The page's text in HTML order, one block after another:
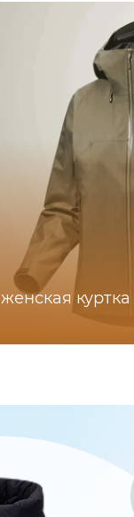
женская